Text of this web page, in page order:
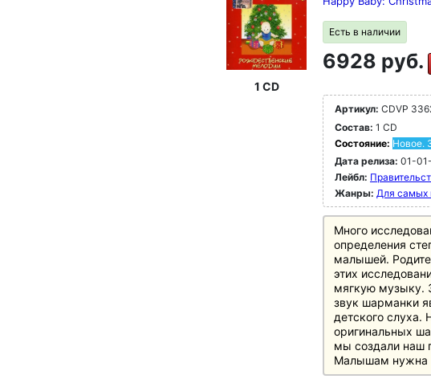
ежедневных
1 CD
Есть в наличии
6928 руб.
Артикул: CDVP
Состав: 1 CD
Состояние: Новое.
Дата релиза: 01-
Лейбл:
Жанры: Для самых
Много
определения
малышей.
этих
мягкую музыку.
звук шарманки
детского слуха.
оригинальных
мы создали наш
Малышам нужна